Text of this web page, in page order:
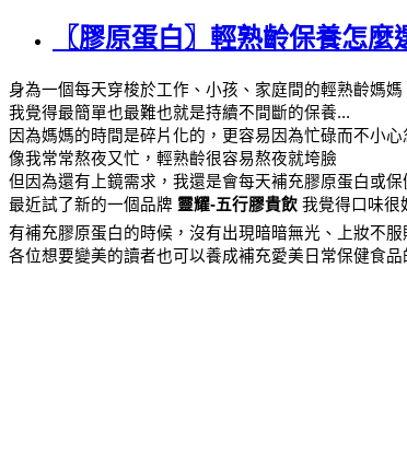
〖膠原蛋白〗輕熟齡保養怎
身為一個每天穿梭於工作、小孩、家庭間的輕熟齡媽媽
我覺得最簡單也最難也就是持續不間斷的保養...
因為媽媽的時間是碎片化的，更容易因為忙碌而不小
像我常常熬夜又忙，輕熟齡很容易熬夜就垮臉
但因為還有上鏡需求，我還是會每天補充膠原蛋白或保
最近試了新的一個品牌 靈耀-五行膠貴飲 我覺得口味
有補充膠原蛋白的時候，沒有出現暗暗無光、上妝不服
各位想要變美的讀者也可以養成補充愛美日常保健食品